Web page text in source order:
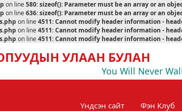
on line580:sizeof(): Parameter must be an array or an
on line636:sizeof(): Parameter must be an array or an
on line4511:Cannot modify header information -
on line4511:Cannot modify header information -
on line4511:Cannot modify header information -
УЛААН БУЛАН
You Will Never
Үндсэн сайт Фэн Клуб